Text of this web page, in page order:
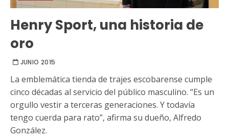
Henry Sport, una historia de
oro
JUNIO 2015
La emblemática tienda de trajes escobarense cumple
cinco décadas al servicio del público masculino. “Es un
orgullo vestir a terceras generaciones. Y todavía
tengo cuerda para rato”, afirma su dueño, Alfredo
González.